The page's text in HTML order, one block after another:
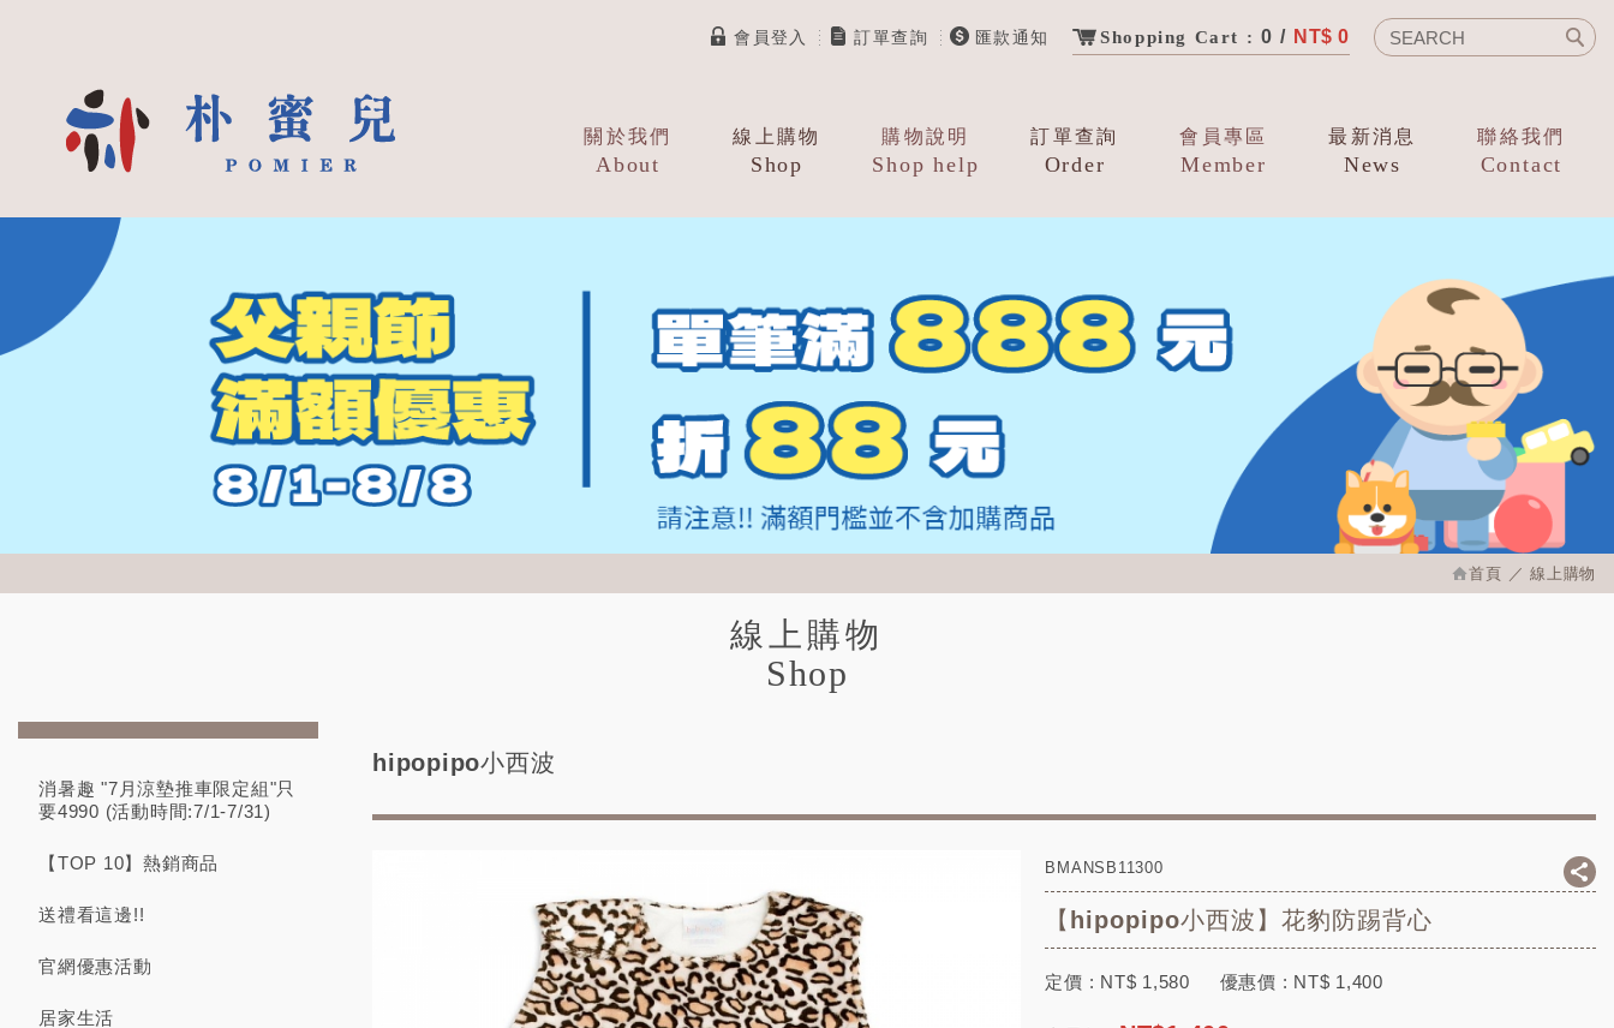
會員登入 訂單查詢 匯款通知 Shopping Cart : 0 / NT$ 0
關於我們
About
線上購物
Shop
購物說明
Shop help
訂單查詢
Order
會員專區
Member
最新消息
News
聯絡我們
Contact
首頁 線上購物
線上購物
Shop
消暑趣 "7月涼墊推車限定組"只
要4990 (活動時間:7/1-7/31)
【TOP 10】熱銷商品
送禮看這邊!!
官網優惠活動
居家生活
hipopipo小西波
BMANSB11300
【hipopipo小西波】花豹防踢背心
定價 : NT$ 1,580 優惠價 : NT$ 1,400